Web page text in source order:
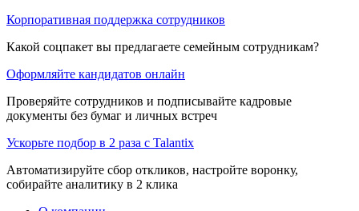
Корпоративная поддержка сотрудников
Какой соцпакет вы предлагаете семейным сотрудникам?
Оформляйте кандидатов онлайн
Проверяйте сотрудников и подписывайте кадровые
документы без бумаг и личных встреч
Ускорьте подбор в 2 раза с Talantix
Автоматизируйте сбор откликов, настройте воронку,
собирайте аналитику в 2 клика